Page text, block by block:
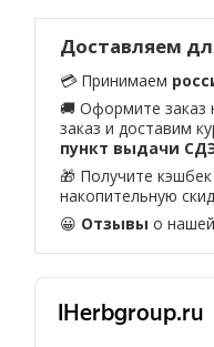
Доставляем
💳 Принимаем
🚚 Оформите заказ
заказ и доставим
пункт выдачи
🎁 Получите
накопительную
😀 Отзывы о